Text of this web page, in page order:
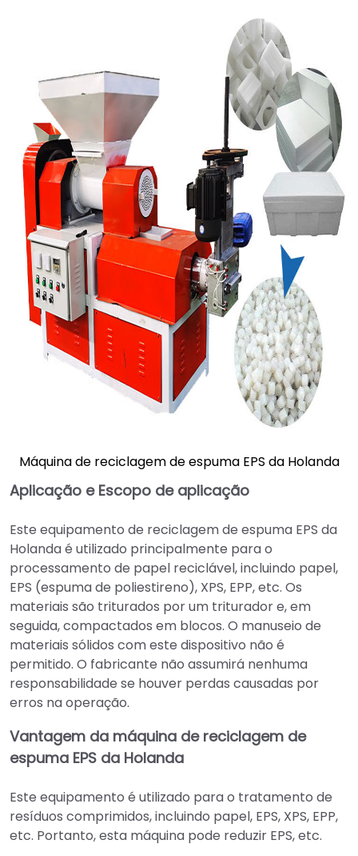
Máquina de reciclagem de espuma EPS da Holanda
Aplicação e Escopo de aplicação
Este equipamento de reciclagem de espuma EPS da
Holanda é utilizado principalmente para o
processamento de papel reciclável, incluindo papel,
EPS (espuma de poliestireno), XPS, EPP, etc. Os
materiais são triturados por um triturador e, em
seguida, compactados em blocos. O manuseio de
materiais sólidos com este dispositivo não é
permitido. O fabricante não assumirá nenhuma
responsabilidade se houver perdas causadas por
erros na operação.
Vantagem da máquina de reciclagem de
espuma EPS da Holanda
Este equipamento é utilizado para o tratamento de
resíduos comprimidos, incluindo papel, EPS, XPS, EPP,
etc. Portanto, esta máquina pode reduzir EPS, etc.